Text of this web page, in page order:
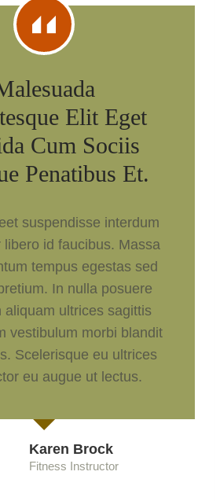
Elit Eget
Cum Sociis
Penatibus Et.
suspendisse interdum
libero id faucibus. Massa
tempus egestas sed
In nulla posuere
aliquam ultrices sagittis
vestibulum morbi blandit
Scelerisque eu ultrices
eu augue ut lectus.
Karen Brock
Fitness Instructor